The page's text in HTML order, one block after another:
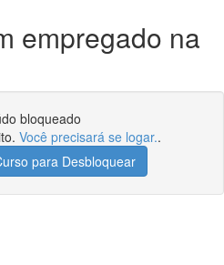
empregado na
bloqueado
Você precisará se logar..
para Desbloquear